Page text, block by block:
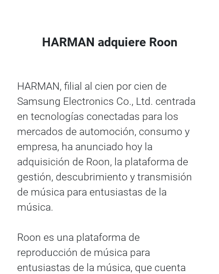
HARMAN adquiere Roon
HARMAN, filial al cien por cien de
Samsung Electronics Co., Ltd. centrada
en tecnologías conectadas para los
mercados de automoción, consumo y
empresa, ha anunciado hoy la
adquisición de Roon, la plataforma de
gestión, descubrimiento y transmisión
de música para entusiastas de la
música.
Roon es una plataforma de
reproducción de música para
entusiastas de la música, que cuenta